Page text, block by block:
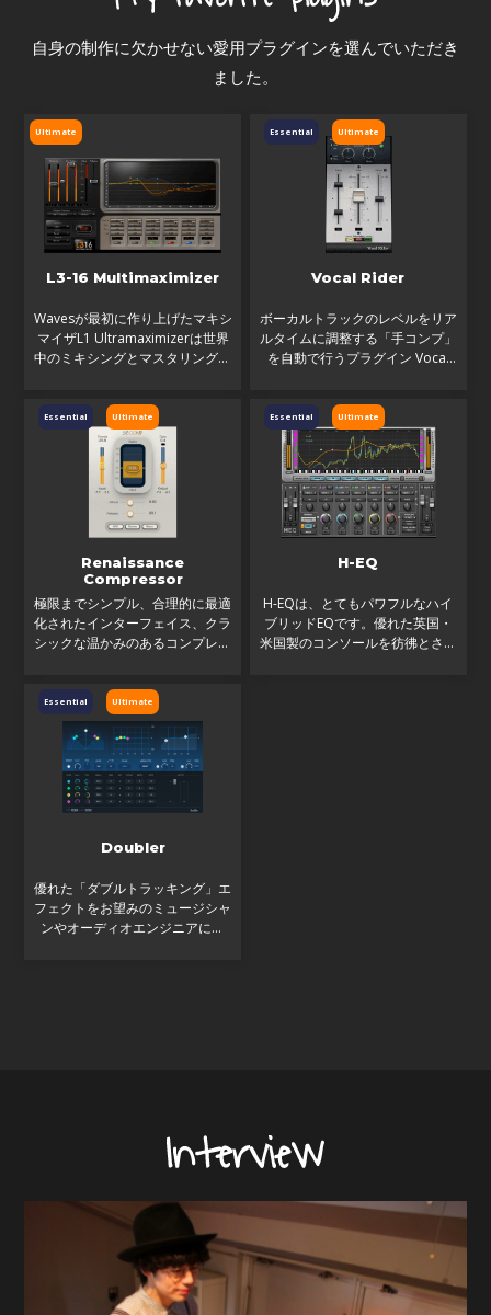
自身の制作に欠かせない愛用プラグインを選んでいただき
ました。
Ultimate
L3-16 Multimaximizer
Wavesが最初に作り上げたマキシ
マイザL1 Ultramaximizerは世界
中のミキシングとマスタリングに
ウンドは、いまでも世界中のヒッ
トレコードやメジャーな映
Ultimate
Essential
Vocal Rider
ボーカルトラックのレベルをリア
ルタイムに調整する「手コンプ」
を自動で行うプラグイン Vocal
す。用途も、使い方も、他の
Wavesプラグイン同様、非常
Ultimate
Essential
Renaissance
Compressor
極限までシンプル、合理的に最適
化されたインターフェイス、クラ
シックな温かみのあるコンプレッ
最大の特長です。Wavesの名作プ
ラグインC1 Parametric
Companderと、L
Ultimate
Essential
H-EQ
H-EQは、とてもパワフルなハイ
ブリッドEQです。優れた英国・
米国製のコンソールを彷彿とさせ
Ultimate
Essential
Doubler
優れた「ダブルトラッキング」エ
フェクトをお望みのミュージシャ
ンやオーディオエンジニアに、